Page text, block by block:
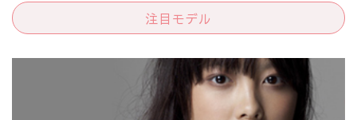
注目モデル